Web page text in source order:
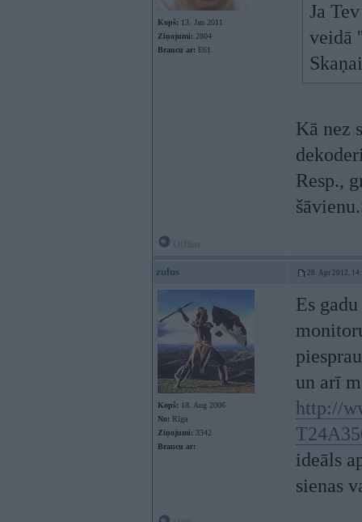
Kopš: 13. Jan 2011
Ziņojumi: 2804
Braucu ar: E61
Ja
veidā
Kā nez
Resp.,
zulus 28. Apr 2012,
Kopš: 18. Aug 2006
No: Rīga
Ziņojumi: 3342
Braucu ar:
Es
un arī
http://
ideāls
sienas